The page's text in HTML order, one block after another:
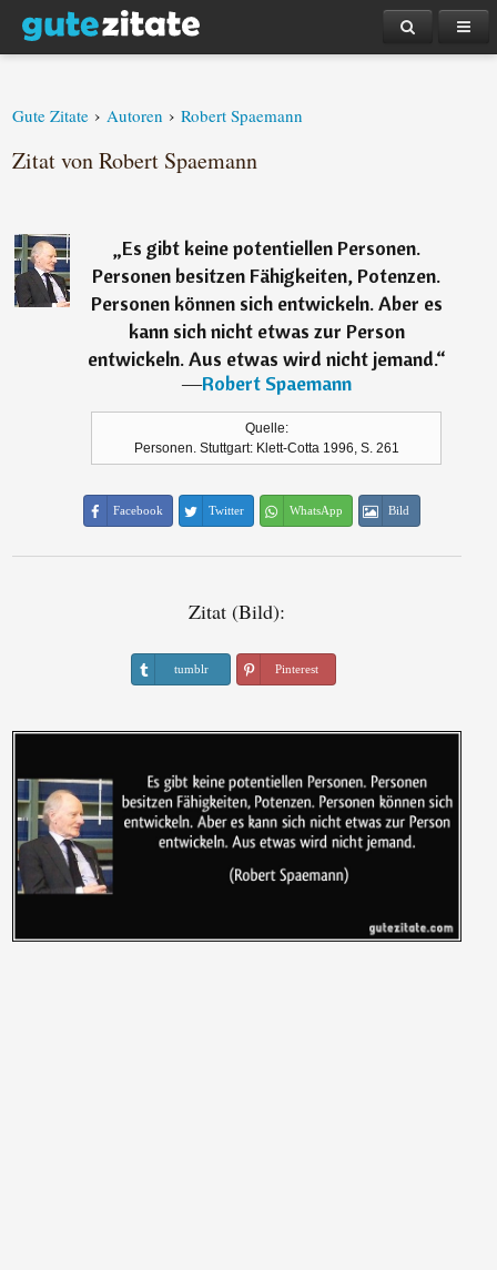
Gute Zitate › Autoren › Robert Spaemann
Zitat von Robert Spaemann
„Es gibt keine potentiellen Personen.
Personen besitzen Fähigkeiten, Potenzen.
Personen können sich entwickeln. Aber es
kann sich nicht etwas zur Person
entwickeln. Aus etwas wird nicht jemand.“
―Robert Spaemann
Quelle:
Personen. Stuttgart: Klett-Cotta 1996, S. 261
Facebook Twitter WhatsApp Bild
Zitat (Bild):
tumblr Pinterest